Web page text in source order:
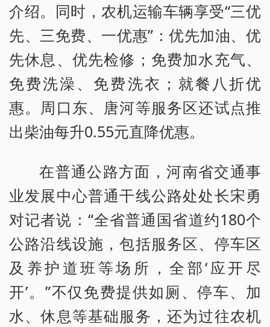
介绍。同时，农机运输车辆享受“三优
先、三免费、一优惠”：优先加油、优
先休息、优先检修；免费加水充气、
免费洗澡、免费洗衣；就餐八折优
惠。周口东、唐河等服务区还试点推
出柴油每升0.55元直降优惠。
在普通公路方面，河南省交通事
业发展中心普通干线公路处处长宋勇
对记者说：“全省普通国省道约180个
公路沿线设施，包括服务区、停车区
及养护道班等场所，全部‘应开尽
开’。”不仅免费提供如厕、停车、加
水、休息等基础服务，还为过往农机